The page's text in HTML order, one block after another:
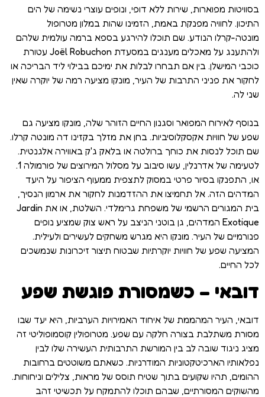
בסוויטות מפוארות, שירות ללא דופי, ונופים עוצרי נשימה של הים
התיכון. לחוויה מפנקת באמת, הזמינו שהות במלון מטרופול
מונטה-קרלו הנודע. שם תוכלו להירגע בספא ברמה עולמית שלהם
ולהתענג על מאכלים מענגים במסעדת Joël Robuchon עטורת
כוכבי המישלן. בין אם תבחרו לבלות את ימיכם בבילוי ליד הבריכה או
לחקור את פניני התרבות של העיר, מונקו מציעה רמה של יוקרה שאין
שני לה.
בנוסף לאירוח המפואר וסגנון החיים הזוהר שלה, מונקו מציעה גם
שפע של חוויות אקסקלוסיביות. בחן את מזלך בקזינו דה מונטה קרלו.
שם תוכל לנסות את כוחך ברולטה או בלאק ג'ק באווירה אלגנטית.
לטעימה של אדרנלין, עשו סיבוב על מסלול המירוצים של פורמולה 1.
או, התפנקו בסיור פרטי במסוק לתצפית ממעוף הציפור על היעד
המדהים הזה. אל תחמיצו את ההזדמנות לחקור את ארמון הנסיך,
בית המגורים הרשמי של משפחת גרימלדי. השלטת, או את Jardin
Exotique המדהים, גן בוטני הניצב על ראש צוק שמציע נופים
פנורמיים של העיר. מונקו היא מגרש משחקים לעשירים ולעילית.
המציעה שפע של חוויות יוקרתיות שבטוח תיצור זיכרונות שנמשכים
לכל החיים.
דובאי – כשמסורת פוגשת שפע
דובאי, העיר המהממת של איחוד האמירויות הערביות, היא יעד שבו
מסורת משתלבת בצורה חלקה עם שפע. מטרופולין קוסמופוליטי זה
מציג ניגוד שובה לב בין המורשת התרבותית העשירה שלו לבין
נפלאותיו הארכיטקטוניות המודרניות. כשאתם משוטטים ברחובות
ההומים, תהיו שקועים בתוך שטיח תוסס של מראות, צלילים וניחוחות.
מהשוקים המסורתיים, שבהם תוכלו להתמקח על תכשיטי זהב